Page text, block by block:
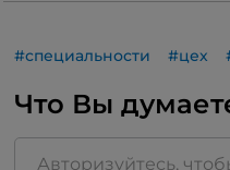
#специальности #цех
Что Вы